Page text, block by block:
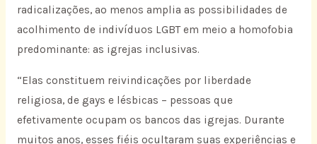
radicalizações, ao menos amplia as possibilidades de
acolhimento de indivíduos LGBT em meio a homofobia
predominante: as igrejas inclusivas.
“Elas constituem reivindicações por liberdade
religiosa, de gays e lésbicas – pessoas que
efetivamente ocupam os bancos das igrejas. Durante
muitos anos, esses fiéis ocultaram suas experiências e